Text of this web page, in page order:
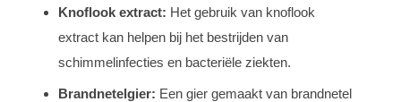
Knoflook extract: Het gebruik van knoflook
extract kan helpen bij het bestrijden van
schimmelinfecties en bacteriële ziekten.
Brandnetelgier: Een gier gemaakt van brandnetel